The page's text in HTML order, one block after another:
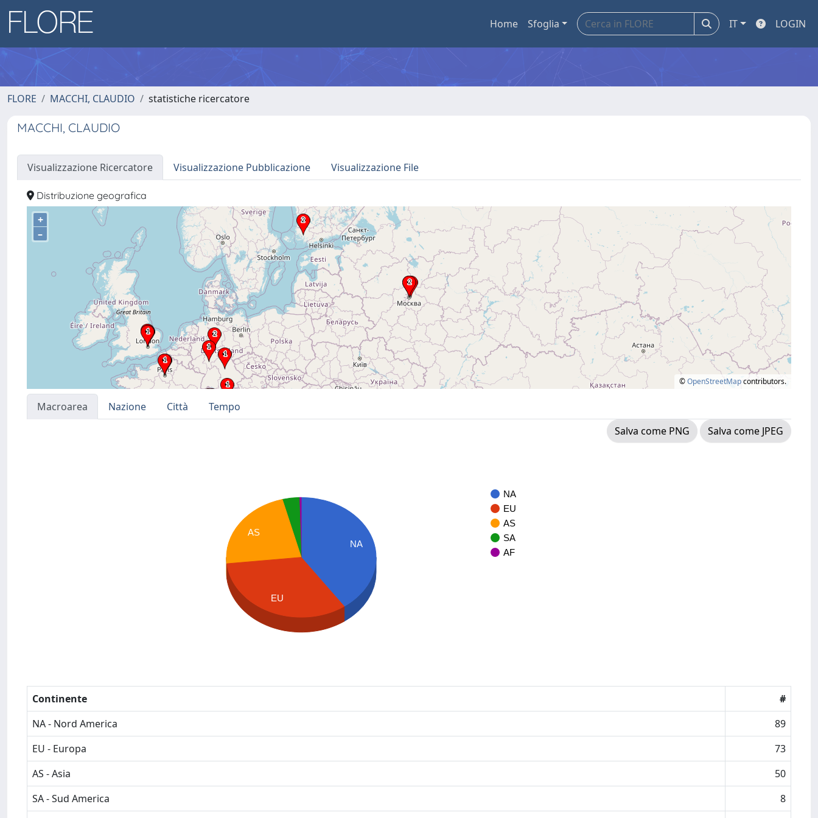
Home Sfoglia IT LOGIN
FLORE MACCHI, CLAUDIO statistiche ricercatore
MACCHI, CLAUDIO
Visualizzazione Ricercatore Visualizzazione Pubblicazione Visualizzazione File
Distribuzione geografica
+
–
©OpenStreetMapcontributors.
Macroarea Nazione Città
Tempo
Salva come PNG
Salva come JPEG
NA
EU
AS
SA
AF
NA
AS
EU
Continente
#
NA - Nord America
89
EU - Europa
73
AS - Asia
50
SA - Sud America
8